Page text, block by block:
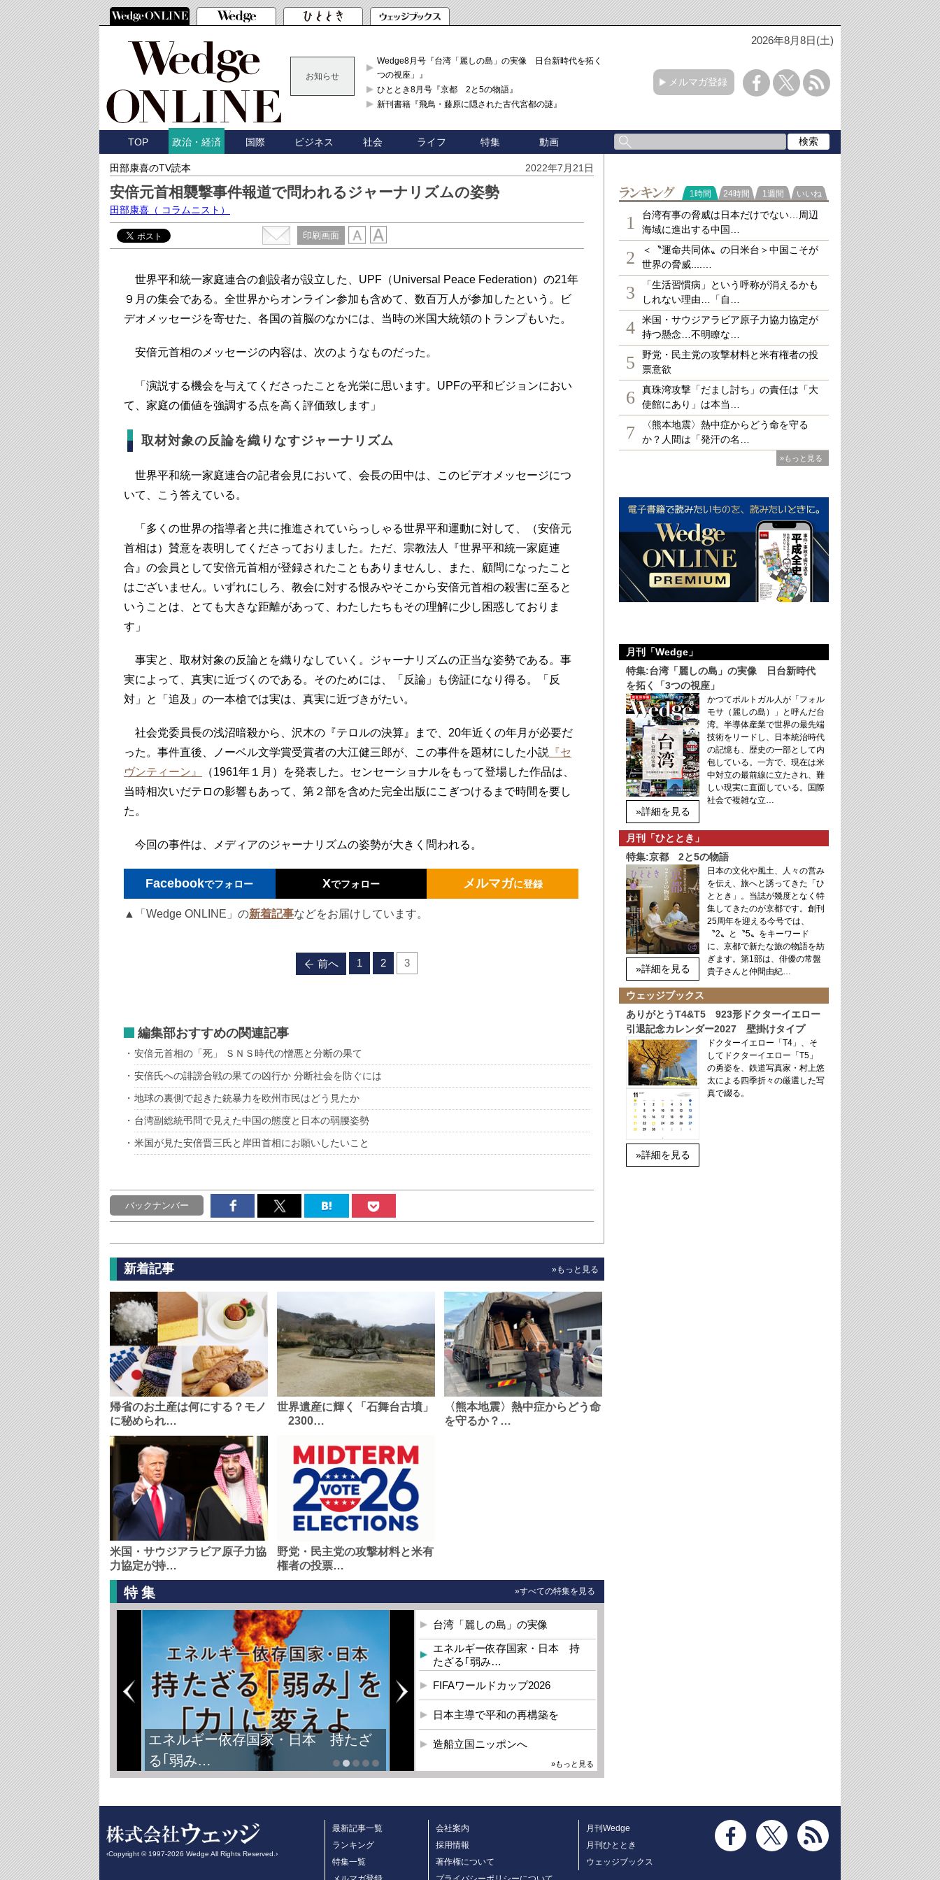
2026年8月8日(土)
お知らせ
Wedge8月号『台湾「麗しの島」の実像 日台新時代を拓く「3
つの視座」』
ひととき8月号『京都 2と5の物語』
新刊書籍『飛鳥・藤原に隠された古代宮都の謎』
メルマガ登録
TOP 政治・経済 国際 ビジネス 社会 ライフ 特集 動画
田部康喜のTV読本 2022年7月21日
安倍元首相襲撃事件報道で問われるジャーナリズムの姿勢
田部康喜 （ コラムニスト）
印刷画面
世界平和統一家庭連合の創設者が設立した、UPF（Universal Peace Federation）の21年
９月の集会である。全世界からオンライン参加も含めて、数百万人が参加したという。ビ
デオメッセージを寄せた、各国の首脳のなかには、当時の米国大統領のトランプもいた。
安倍元首相のメッセージの内容は、次のようなものだった。
「演説する機会を与えてくださったことを光栄に思います。UPFの平和ビジョンにおい
て、家庭の価値を強調する点を高く評価致します」
取材対象の反論を織りなすジャーナリズム
世界平和統一家庭連合の記者会見において、会長の田中は、このビデオメッセージにつ
いて、こう答えている。
「多くの世界の指導者と共に推進されていらっしゃる世界平和運動に対して、（安倍元
首相は）賛意を表明してくださっておりました。ただ、宗教法人『世界平和統一家庭連
合』の会員として安倍元首相が登録されたこともありませんし、また、顧問になったこと
はございません。いずれにしろ、教会に対する恨みやそこから安倍元首相の殺害に至ると
いうことは、とても大きな距離があって、わたしたちもその理解に少し困惑しておりま
す」
事実と、取材対象の反論とを織りなしていく。ジャーナリズムの正当な姿勢である。事
実によって、真実に近づくのである。そのためには、「反論」も傍証になり得る。「反
対」と「追及」の一本槍では実は、真実に近づきがたい。
社会党委員長の浅沼暗殺から、沢木の『テロルの決算』まで、20年近くの年月が必要だ
った。事件直後、ノーベル文学賞受賞者の大江健三郎が、この事件を題材にした小説
『セ
ヴンティーン』
（1961年１月）を発表した。センセーショナルをもって登場した作品は、
当時相次いだテロの影響もあって、第２部を含めた完全出版にこぎつけるまで時間を要し
た。
今回の事件は、メディアのジャーナリズムの姿勢が大きく問われる。
Facebookでフォロー Xでフォロー メルマガに登録
▲「Wedge ONLINE」の新着記事などをお届けしています。
前へ 1 2 3
編集部おすすめの関連記事
安倍元首相の「死」 ＳＮＳ時代の憎悪と分断の果て
安倍氏への誹謗合戦の果ての凶行か 分断社会を防ぐには
地球の裏側で起きた銃暴力を欧州市民はどう見たか
台湾副総統弔問で見えた中国の態度と日本の弱腰姿勢
米国が見た安倍晋三氏と岸田首相にお願いしたいこと
バックナンバー
新着記事 »もっと見る
帰省のお土産は何にする？モノ
に秘められ…
世界遺産に輝く「石舞台古墳」
2300…
〈熊本地震〉熱中症からどう命
を守るか？…
米国・サウジアラビア原子力協
力協定が持…
野党・民主党の攻撃材料と米有
権者の投票…
特集 »すべての特集を見る
エネルギー依存国家・日本 持たざ
る｢弱み…
台湾「麗しの島」の実像
エネルギー依存国家・日本 持
たざる｢弱み…
FIFAワールドカップ2026
日本主導で平和の再構築を
造船立国ニッポンへ
»もっと見る
ランキング
1時間 24時間 1週間 いいね
1
台湾有事の脅威は日本だけでない…周辺
海域に進出する中国…
2
＜〝運命共同体〟の日米台＞中国こそが
世界の脅威....…
3
「生活習慣病」という呼称が消えるかも
しれない理由…「自…
4
米国・サウジアラビア原子力協力協定が
持つ懸念…不明瞭な…
5
野党・民主党の攻撃材料と米有権者の投
票意欲
6
真珠湾攻撃「だまし討ち」の責任は「大
使館にあり」は本当…
7
〈熊本地震〉熱中症からどう命を守る
か？人間は「発汗の名…
»もっと見る
月刊「Wedge」
特集:台湾「麗しの島」の実像 日台新時代
を拓く「3つの視座」
»詳細を見る
かつてポルトガル人が「フォル
モサ（麗しの島）」と呼んだ台
湾。半導体産業で世界の最先端
技術をリードし、日本統治時代
の記憶も、歴史の一部として内
包している。一方で、現在は米
中対立の最前線に立たされ、難
しい現実に直面している。国際
社会で複雑な立…
月刊「ひととき」
特集:京都 2と5の物語
»詳細を見る
日本の文化や風土、人々の営み
を伝え、旅へと誘ってきた「ひ
ととき」。当誌が幾度となく特
集してきたのが京都です。創刊
25周年を迎える今号では、
〝2〟と〝5〟をキーワード
に、京都で新たな旅の物語を紡
ぎます。第1部は、俳優の常盤
貴子さんと仲間由紀…
ウェッジブックス
ありがとうT4&T5 923形ドクターイエロー
引退記念カレンダー2027 壁掛けタイプ
»詳細を見る
ドクターイエロー「T4」、そ
してドクターイエロー「T5」
の勇姿を、鉄道写真家・村上悠
太による四季折々の厳選した写
真で綴る。
‹Copyright © 1997-2026 Wedge All Rights Reserved.›
最新記事一覧
ランキング
特集一覧
会社案内
採用情報
著作権について
月刊Wedge
月刊ひととき
ウェッジブックス